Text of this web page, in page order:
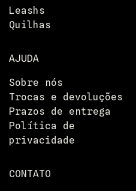
Leashs
Quilhas
AJUDA
Sobre nós
Trocas e devoluções
Prazos de entrega
Política de
privacidade
CONTATO